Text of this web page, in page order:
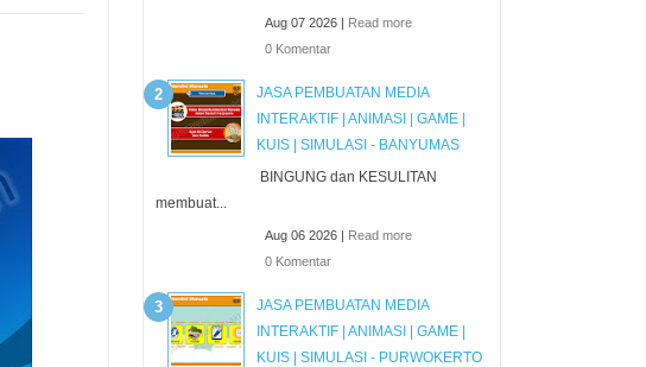
Aug 07 2026 | Read more
0 Komentar
JASA PEMBUATAN MEDIA
INTERAKTIF | ANIMASI | GAME |
KUIS | SIMULASI - BANYUMAS
BINGUNG dan KESULITAN
membuat...
Aug 06 2026 | Read more
0 Komentar
JASA PEMBUATAN MEDIA
INTERAKTIF | ANIMASI | GAME |
KUIS | SIMULASI - PURWOKERTO